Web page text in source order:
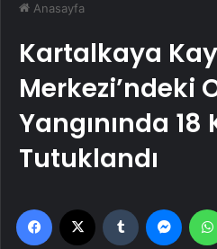
Anasayfa
Kartalkaya
Merkezi’ndeki
Yangınında 18
Tutuklandı
Facebook Tumblr